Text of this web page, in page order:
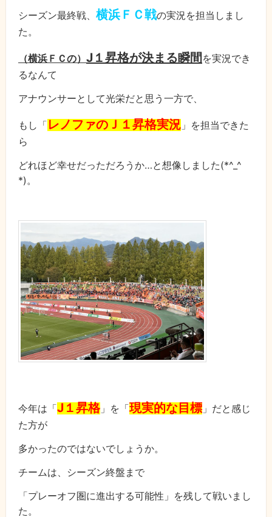
シーズン最終戦、 横浜ＦＣ戦の実況を担当しまし
た。
（横浜ＦＣの） J１昇格が決まる瞬間 を実況でき
るなんて
アナウンサーとして光栄だと思う一方で、
もし「 レノファのＪ１昇格実況 」を担当できた
ら
どれほど幸せだっただろうか…と想像しました(*^_^
*)。
今年は「J１昇格」を「現実的な目標 」だと感じ
た方が
多かったのではないでしょうか。
チームは、シーズン終盤まで
「プレーオフ圏に進出する可能性」を残して戦いまし
た。